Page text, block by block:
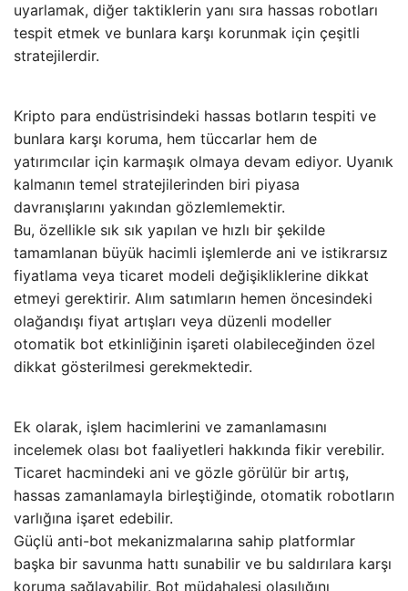
uyarlamak, diğer taktiklerin yanı sıra hassas robotları
tespit etmek ve bunlara karşı korunmak için çeşitli
stratejilerdir.
Kripto para endüstrisindeki hassas botların tespiti ve
bunlara karşı koruma, hem tüccarlar hem de
yatırımcılar için karmaşık olmaya devam ediyor. Uyanık
kalmanın temel stratejilerinden biri piyasa
davranışlarını yakından gözlemlemektir.
Bu, özellikle sık sık yapılan ve hızlı bir şekilde
tamamlanan büyük hacimli işlemlerde ani ve istikrarsız
fiyatlama veya ticaret modeli değişikliklerine dikkat
etmeyi gerektirir. Alım satımların hemen öncesindeki
olağandışı fiyat artışları veya düzenli modeller
otomatik bot etkinliğinin işareti olabileceğinden özel
dikkat gösterilmesi gerekmektedir.
Ek olarak, işlem hacimlerini ve zamanlamasını
incelemek olası bot faaliyetleri hakkında fikir verebilir.
Ticaret hacmindeki ani ve gözle görülür bir artış,
hassas zamanlamayla birleştiğinde, otomatik robotların
varlığına işaret edebilir.
Güçlü anti-bot mekanizmalarına sahip platformlar
başka bir savunma hattı sunabilir ve bu saldırılara karşı
koruma sağlayabilir. Bot müdahalesi olasılığını